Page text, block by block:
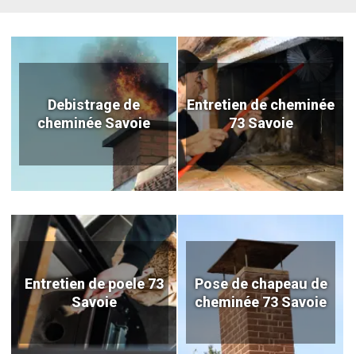
Debistrage de
cheminée Savoie
Entretien de cheminée
73 Savoie
Entretien de poele 73
Savoie
Pose de chapeau de
cheminée 73 Savoie